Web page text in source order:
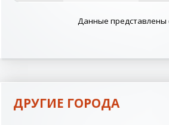
Данные представлены
ДРУГИЕ ГОРОДА